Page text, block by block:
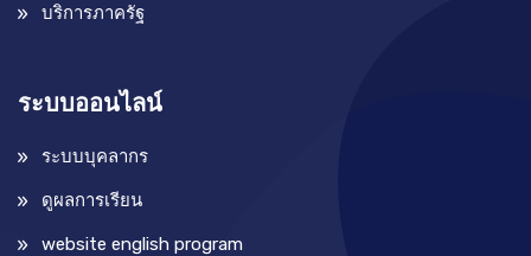
บริการภาครัฐ
ระบบออนไลน์
ระบบบุคลากร
ดูผลการเรียน
website english program